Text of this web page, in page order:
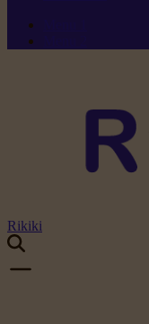
Rikiki